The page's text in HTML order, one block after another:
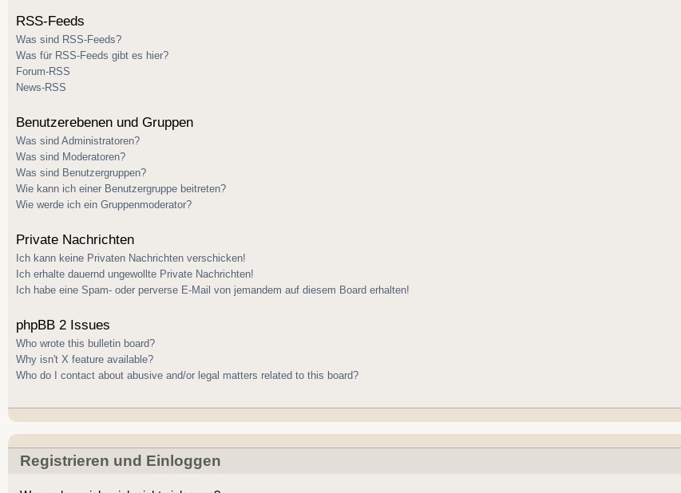
RSS-Feeds
Was sind RSS-Feeds?
Was für RSS-Feeds gibt es hier?
Forum-RSS
News-RSS
Benutzerebenen und Gruppen
Was sind Administratoren?
Was sind Moderatoren?
Was sind Benutzergruppen?
Wie kann ich einer Benutzergruppe beitreten?
Wie werde ich ein Gruppenmoderator?
Private Nachrichten
Ich kann keine Privaten Nachrichten verschicken!
Ich erhalte dauernd ungewollte Private Nachrichten!
Ich habe eine Spam- oder perverse E-Mail von jemandem auf diesem Board erhalten!
phpBB 2 Issues
Who wrote this bulletin board?
Why isn't X feature available?
Who do I contact about abusive and/or legal matters related to this board?
Registrieren und Einloggen